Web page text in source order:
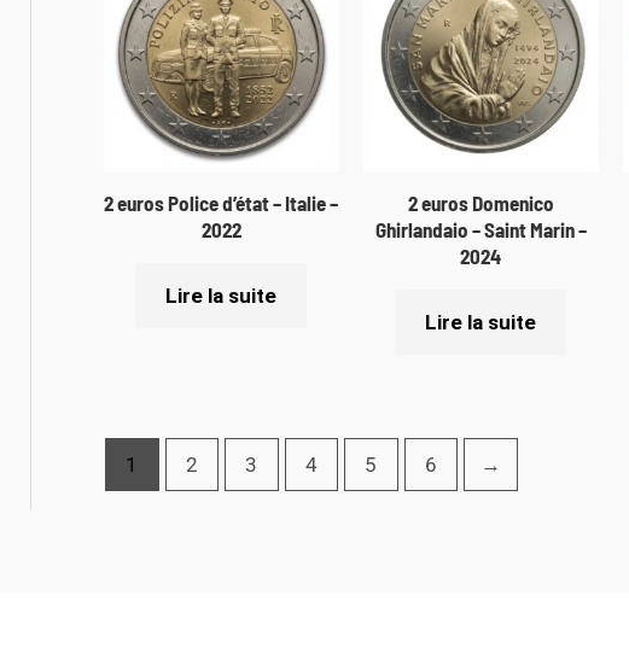
2 euros Police d’état – Italie –
2022
Lire la suite
2 euros Domenico
Ghirlandaio – Saint Marin –
2024
Lire la suite
1 2 3 4 5 6 →